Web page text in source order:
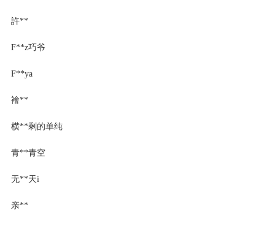
許**
F**z巧爷
F**ya
襘**
横**剩的单纯
青**青空
无**天i
亲**